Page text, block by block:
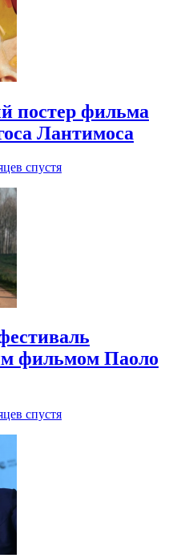
постер фильма
Лантимоса
спустя
фильмом Паоло
спустя